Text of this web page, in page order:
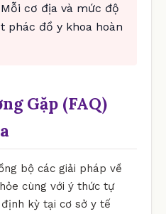
cơ địa và mức độ
phác đồ y khoa hoàn
Gặp (FAQ)
bộ các giải pháp về
cùng với ý thức tự
kỳ tại cơ sở y tế